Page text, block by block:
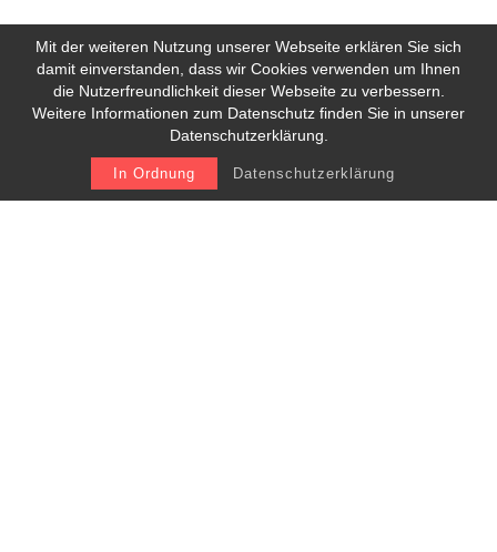
Mit der weiteren Nutzung unserer Webseite erklären Sie sich
damit einverstanden, dass wir Cookies verwenden um Ihnen
die Nutzerfreundlichkeit dieser Webseite zu verbessern.
Weitere Informationen zum Datenschutz finden Sie in unserer
Datenschutzerklärung.
In Ordnung Datenschutzerklärung